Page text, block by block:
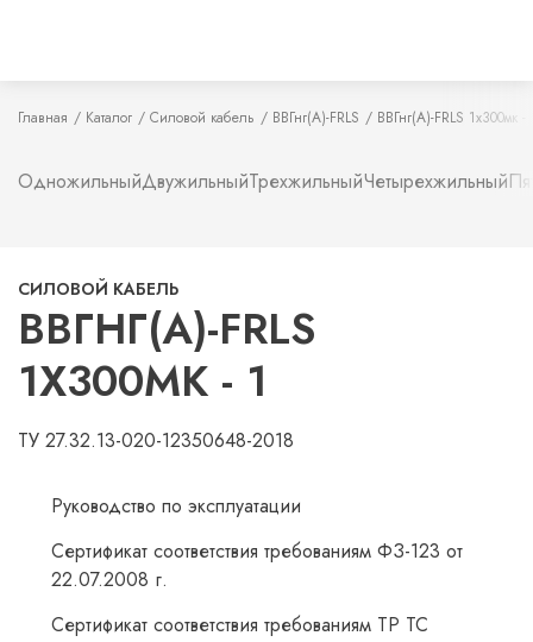
Главная Каталог Силовой кабель ВВГнг(А)-FRLS ВВГнг(А)-FRLS 1х300мк -
ОдножильныйДвужильныйТрехжильныйЧетырехжильный
СИЛОВОЙ КАБЕЛЬ
ВВГНГ(А)-FRLS
1Х300МК - 1
ТУ 27.32.13-020-12350648-2018
Руководство по эксплуатации
Сертификат соответствия требованиям ФЗ-123 от
22.07.2008 г.
Сертификат соответствия требованиям ТР ТС